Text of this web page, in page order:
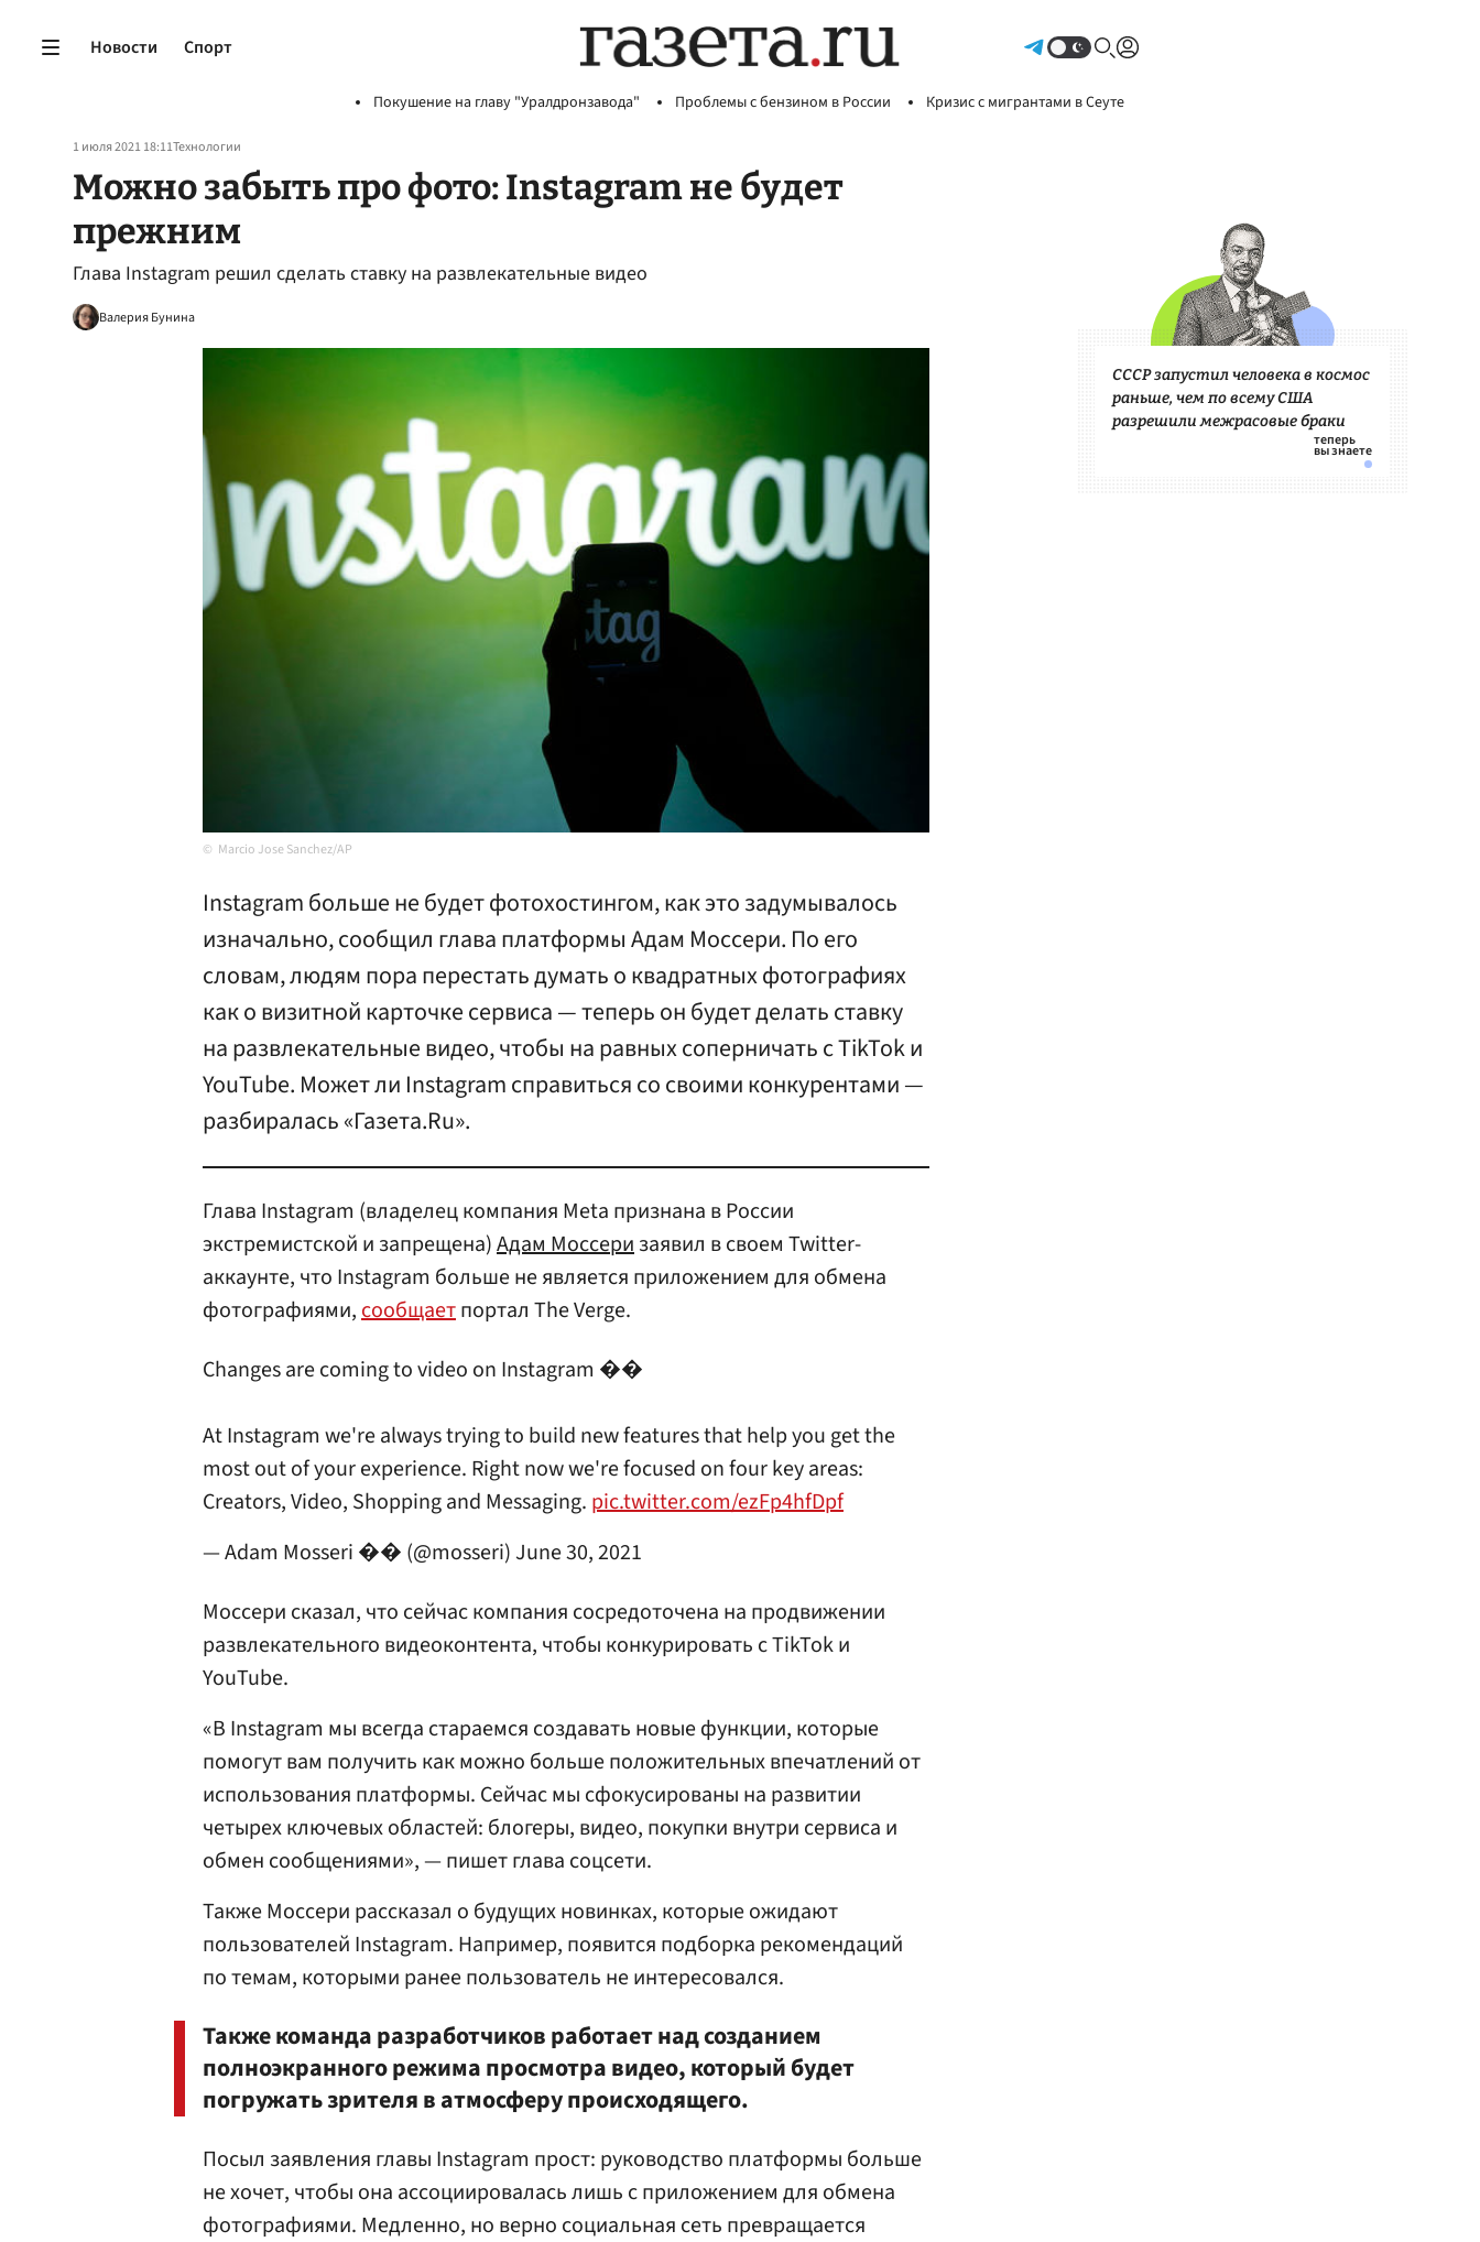
Новости Спорт
Покушение на главу "Уралдронзавода" Проблемы с бензином в России Кризис с мигрантами в Сеуте
1 июля 2021 18:11Технологии
Можно забыть про фото: Instagram не будет
прежним
Глава Instagram решил сделать ставку на развлекательные видео
Валерия Бунина
Marcio Jose Sanchez/AP
Instagram больше не будет фотохостингом, как это задумывалось
изначально, сообщил глава платформы Адам Моссери. По его
словам, людям пора перестать думать о квадратных фотографиях
как о визитной карточке сервиса — теперь он будет делать ставку
на развлекательные видео, чтобы на равных соперничать с TikTok и
YouTube. Может ли Instagram справиться со своими конкурентами —
разбиралась «Газета.Ru».
Глава Instagram (владелец компания Meta признана в России
экстремистской и запрещена)Адам Моссеризаявил в своем Twitter-
аккаунте, что Instagram больше не является приложением для обмена
фотографиями,сообщаетпортал The Verge.
Changes are coming to video on Instagram ��
At Instagram we're always trying to build new features that help you get the
most out of your experience. Right now we're focused on four key areas:
Creators, Video, Shopping and Messaging. pic.twitter.com/ezFp4hfDpf
— Adam Mosseri �� (@mosseri)June 30, 2021
Моссери сказал, что сейчас компания сосредоточена на продвижении
развлекательного видеоконтента, чтобы конкурировать с TikTok и
YouTube.
«В Instagram мы всегда стараемся создавать новые функции, которые
помогут вам получить как можно больше положительных впечатлений от
использования платформы. Сейчас мы сфокусированы на развитии
четырех ключевых областей: блогеры, видео, покупки внутри сервиса и
обмен сообщениями», — пишет глава соцсети.
Также Моссери рассказал о будущих новинках, которые ожидают
пользователей Instagram. Например, появится подборка рекомендаций
по темам, которыми ранее пользователь не интересовался.
Также команда разработчиков работает над созданием
полноэкранного режима просмотра видео, который будет
погружать зрителя в атмосферу происходящего.
Посыл заявления главы Instagram прост: руководство платформы больше
не хочет, чтобы она ассоциировалась лишь с приложением для обмена
фотографиями. Медленно, но верно социальная сеть превращается
СССР запустил человека в космос
раньше, чем по всему США
разрешили межрасовые браки